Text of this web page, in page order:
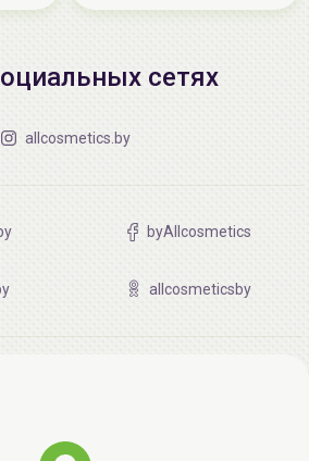
сетях
allcosmetics.by
byAllcosmetics
allcosmeticsby